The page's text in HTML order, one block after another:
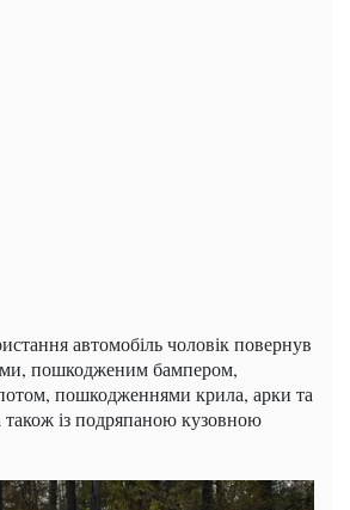
автомобіль чоловік повернув
пошкодженим бампером,
пошкодженнями крила, арки та
також із подряпаною кузовною